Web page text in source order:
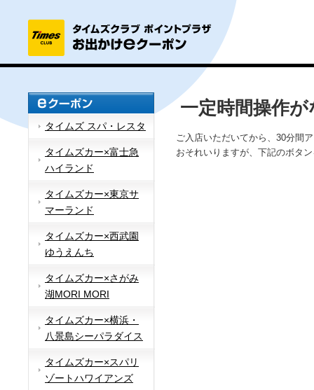
タイムズ スパ・レスタ
タイムズカー×富士急
ハイランド
タイムズカー×東京サ
マーランド
タイムズカー×西武園
ゆうえんち
タイムズカー×さがみ
湖MORI MORI
タイムズカー×横浜・
八景島シーパラダイス
タイムズカー×スパリ
ゾートハワイアンズ
一定時間操作
ご入店いただいてから、30分間
おそれいりますが、下記のボタ